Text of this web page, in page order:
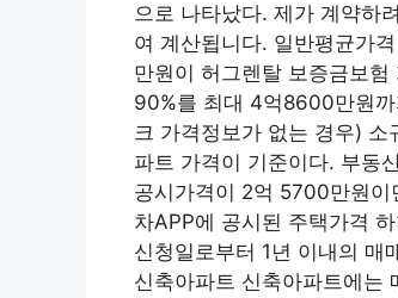
으로 나타났다. 제가 계약하
여 계산됩니다. 일반평균가
만원이 허그렌탈 보증금보
90%를 최대 4억8600만원
크 가격정보가 없는 경우)
파트 가격이 기준이다. 부동
공시가격이 2억 5700만원
차APP에 공시된 주택가격
신청일로부터 1년 이내의 매
신축아파트 신축아파트에는